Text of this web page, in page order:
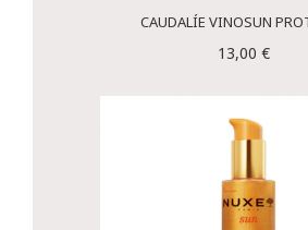
CAUDALÍE VINOSUN
13,00 €